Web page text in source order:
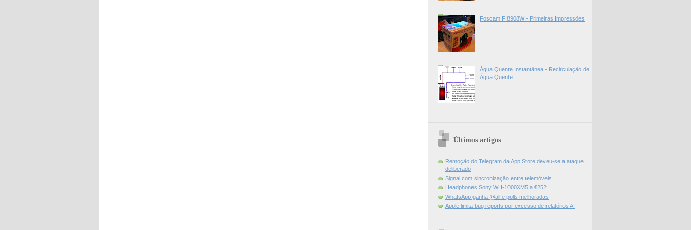
Foscam FI8908W - Primeiras Impressões
Água Quente Instantânea - Recirculação de
Água Quente
Últimos artigos
Remoção do Telegram da App Store deveu-se a ataque
deliberado
Signal com sincronização entre telemóveis
Headphones Sony WH-1000XM5 a €252
WhatsApp ganha @all e polls melhoradas
Apple limita bug reports por excesso de relatórios AI